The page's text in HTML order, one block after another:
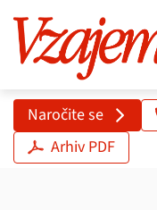
Naročite se
Arhiv PDF